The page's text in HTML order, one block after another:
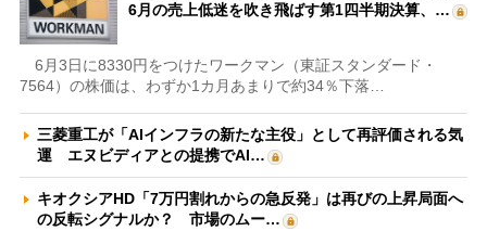
6月の売上低迷を吹き飛ばす第1四半期決算、…
6月3日に8330円をつけたワークマン（東証スタンダード・
7564）の株価は、わずか1カ月あまりで約34％下落…
三菱重工が「AIインフラの新たな主役」として再評価される気
運 エヌビディアとの提携でAI…
キオクシアHD「7万円割れからの急反発」は再びの上昇局面へ
の反転シグナルか？ 市場のムー…